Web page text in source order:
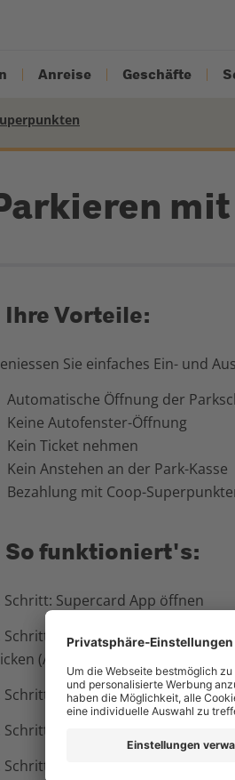
Anreise Geschäfte
Ihre Vorteile:
Sie einfaches Ein- und
Automatische Öffnung der
Keine Autofenster-Öffnung
Kein Ticket nehmen
Kein Anstehen an der Park-Kasse
Bezahlung mit Coop-
So funktioniert's:
Schritt: Supercard App öffnen
Schritt: Unten rechts auf die drei
(Android)
Schritt: "Weitere Supercard-
Schritt: "Parkieren mit
Schritt: Fahrzeug hinzufügen